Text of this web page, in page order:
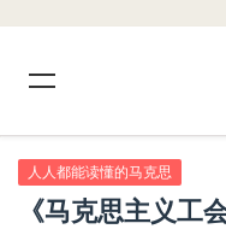
人人都能读懂的马克思
《马克思主义工